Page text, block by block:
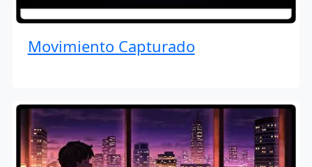
Movimiento Capturado